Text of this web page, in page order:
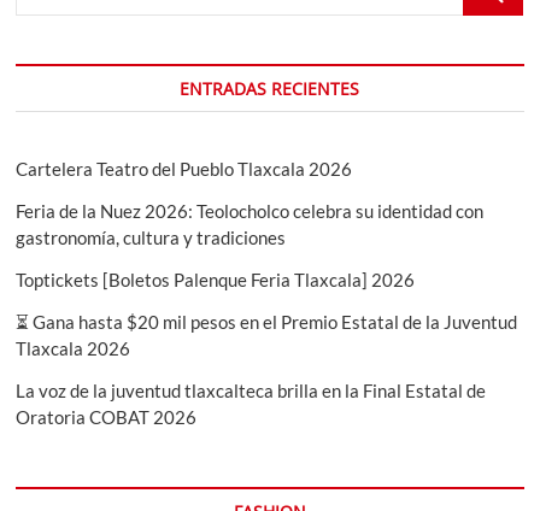
ENTRADAS RECIENTES
Cartelera Teatro del Pueblo Tlaxcala 2026
Feria de la Nuez 2026: Teolocholco celebra su identidad con
gastronomía, cultura y tradiciones
Toptickets [Boletos Palenque Feria Tlaxcala] 2026
⏳ Gana hasta $20 mil pesos en el Premio Estatal de la Juventud
Tlaxcala 2026
La voz de la juventud tlaxcalteca brilla en la Final Estatal de
Oratoria COBAT 2026